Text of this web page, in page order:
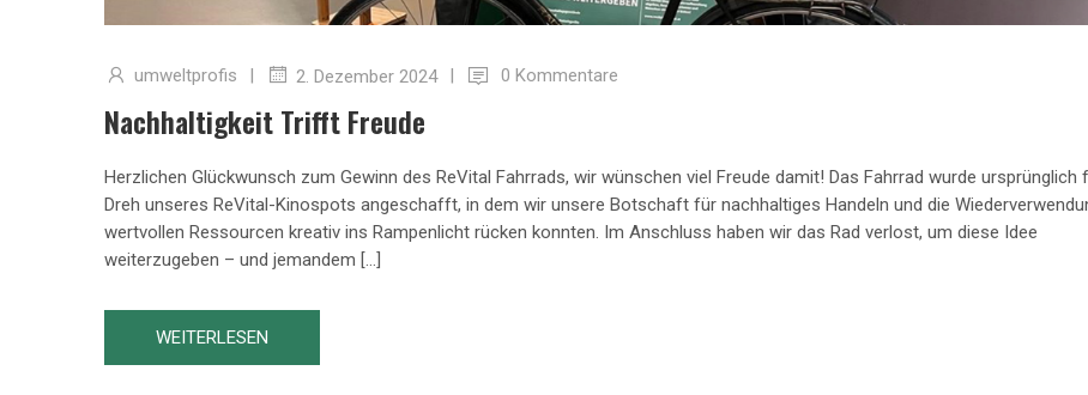
umweltprofis 2. Dezember 2024 0 Kommentare
Nachhaltigkeit Trifft Freude
Herzlichen Glückwunsch zum Gewinn des ReVital Fahrrads, wir wünschen viel Freude damit! Das Fahrrad wurde ursprünglich
Dreh unseres ReVital-Kinospots angeschafft, in dem wir unsere Botschaft für nachhaltiges Handeln und die
wertvollen Ressourcen kreativ ins Rampenlicht rücken konnten. Im Anschluss haben wir das Rad verlost, um diese Idee
weiterzugeben – und jemandem […]
WEITERLESEN